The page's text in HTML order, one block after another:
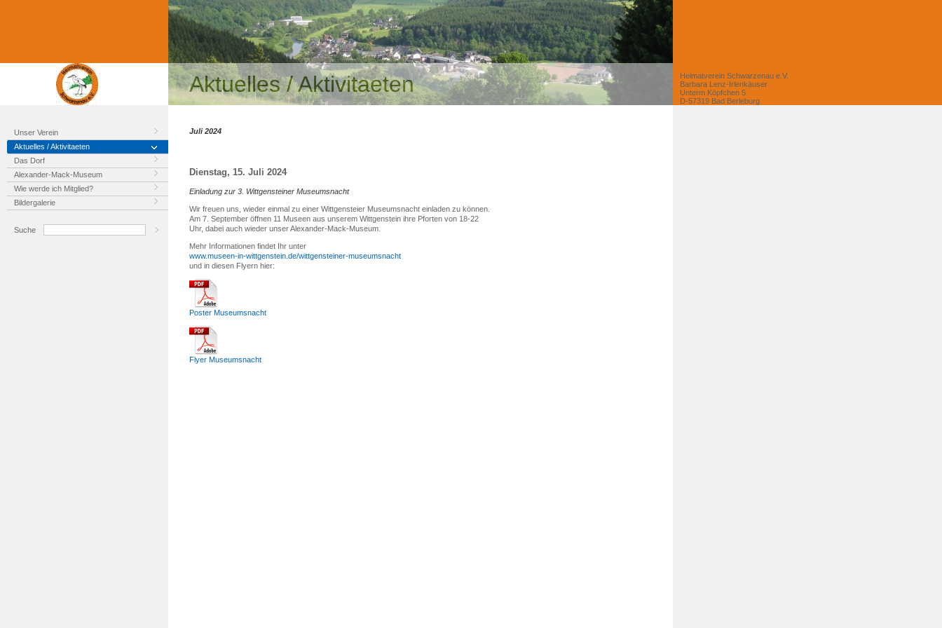
Heimatverein Schwarzenau e.V.
Barbara Lenz-Irlenkäuser
Unterm Köpfchen 5
D-57319 Bad Berleburg
Aktuelles / Aktivitaeten
Unser Verein
Aktuelles / Aktivitaeten
Das Dorf
Alexander-Mack-Museum
Wie werde ich Mitglied?
Bildergalerie
Suche
Juli 2024
Dienstag, 15. Juli 2024
Einladung zur 3. Wittgensteiner Museumsnacht
Wir freuen uns, wieder einmal zu einer Wittgensteier Museumsnacht einladen zu können.
Am 7. September öffnen 11 Museen aus unserem Wittgenstein ihre Pforten von 18-22
Uhr, dabei auch wieder unser Alexander-Mack-Museum.
Mehr Informationen findet Ihr unter
www.museen-in-wittgenstein.de/wittgensteiner-museumsnacht
und in diesen Flyern hier:
Poster Museumsnacht
Flyer Museumsnacht